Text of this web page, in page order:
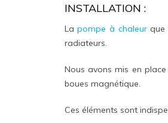
INSTALLATION :
Lapompe à chaleurque
radiateurs.
Nous avons mis en
boues magnétique.
Ces éléments sont